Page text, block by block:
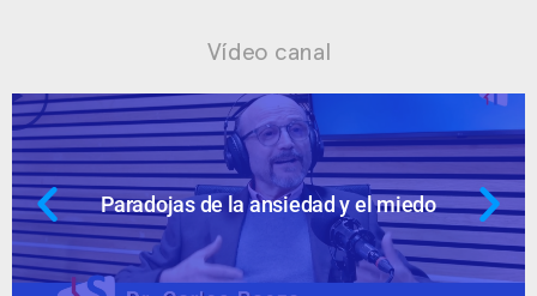
Vídeo canal
y el miedo Ansiedad: supuestos